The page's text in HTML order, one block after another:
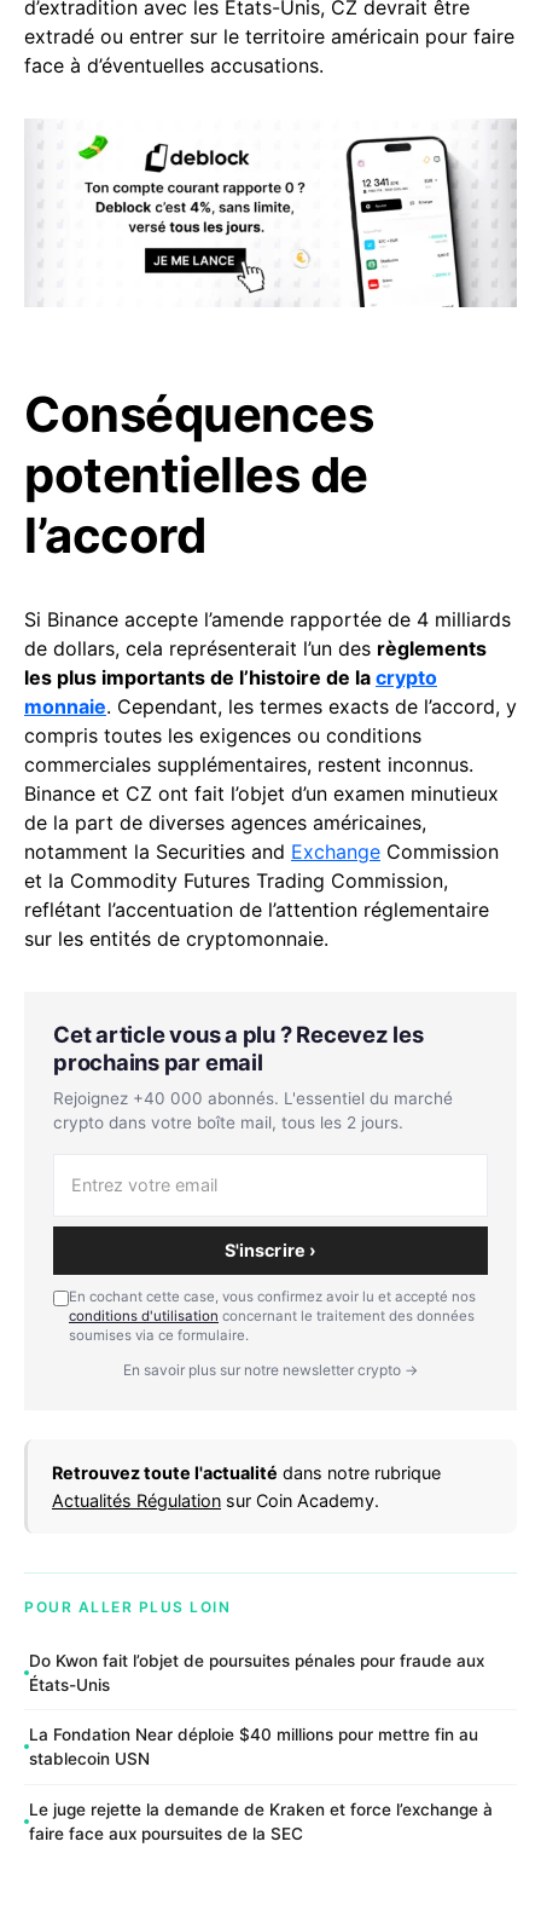
d’extradition avec les États-Unis, CZ devrait être
extradé ou entrer sur le territoire américain pour faire
face à d’éventuelles accusations.
Conséquences
potentielles de
l’accord
Si Binance accepte l’amende rapportée de 4 milliards
de dollars, cela représenterait l’un des règlements
les plus importants de l’histoire de la crypto
monnaie. Cependant, les termes exacts de l’accord, y
compris toutes les exigences ou conditions
commerciales supplémentaires, restent inconnus.
Binance et CZ ont fait l’objet d’un examen minutieux
de la part de diverses agences américaines,
notamment la Securities and Exchange Commission
et la Commodity Futures Trading Commission,
reflétant l’accentuation de l’attention réglementaire
sur les entités de cryptomonnaie.
Cet article vous a plu ? Recevez les
prochains par email
Rejoignez +40 000 abonnés. L'essentiel du marché
crypto dans votre boîte mail, tous les 2 jours.
S'inscrire ›
En cochant cette case, vous confirmez avoir lu et accepté nos
conditions d'utilisation concernant le traitement des données
soumises via ce formulaire.
En savoir plus sur notre newsletter crypto →
Retrouvez toute l'actualité dans notre rubrique
Actualités Régulation sur Coin Academy.
POUR ALLER PLUS LOIN
Do Kwon fait l’objet de poursuites pénales pour fraude aux
États-Unis
La Fondation Near déploie $40 millions pour mettre fin au
stablecoin USN
Le juge rejette la demande de Kraken et force l’exchange à
faire face aux poursuites de la SEC